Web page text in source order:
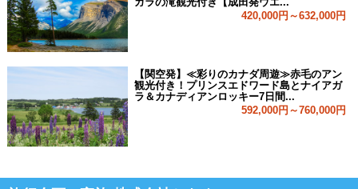
420,000円～632,000円
【関空発】≪彩りのカナダ周遊≫赤毛のアン
観光付き！プリンスエドワード島とナイアガ
ラ＆カナディアンロッキー7日間...
592,000円～760,000円